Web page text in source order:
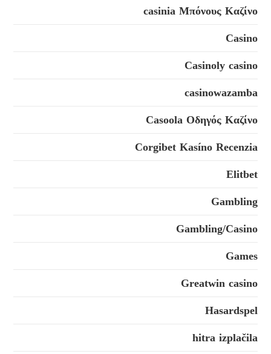
casinia Μπόνους Καζίνο
Casino
Casinoly casino
casinowazamba
Casoola Οδηγός Καζίνο
Corgibet Kasíno Recenzia
Elitbet
Gambling
Gambling/Casino
Games
Greatwin casino
Hasardspel
hitra izplačila